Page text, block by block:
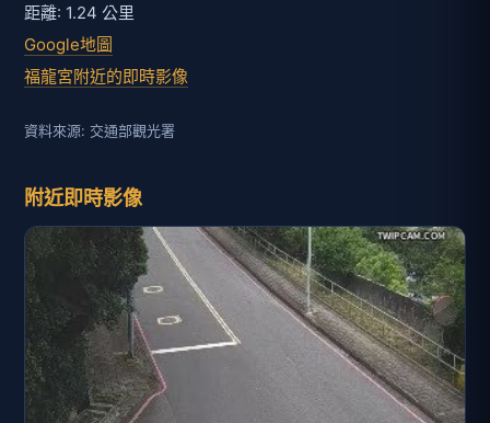
距離: 1.24 公里
Google地圖
福龍宮附近的即時影像
資料來源: 交通部觀光署
附近即時影像